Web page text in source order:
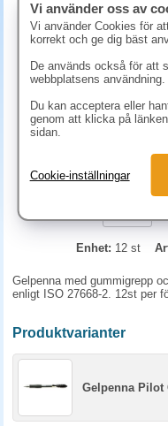
Enhet: 12 st
Gelpenna med gummigrepp
enligt ISO 27668-2. 12st per
Produktvarianter
Gelpenna Pilot
Vi använder oss av
Vi använder Cookies för
korrekt och ge dig bäst
De används också för att
webbplatsens användning.
Du kan acceptera eller
genom att klicka på
sidan.
Cookie-inställningar